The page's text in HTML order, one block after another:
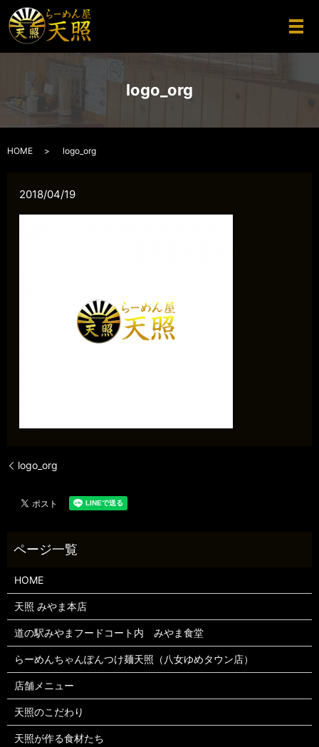
メ
logo_org
HOME logo_org
2018/04/19
logo_org
HOME
天照 みやま本店
道の駅みやまフードコート内 みやま食堂
らーめんちゃんぽんつけ麺天照（八女ゆめタウン店）
店舗メニュー
天照のこだわり
天照が作る食材たち